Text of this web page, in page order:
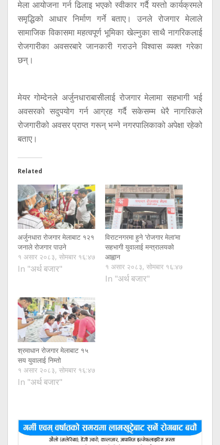
मेला आयोजना गर्न ढिलाइ भएको स्वीकार गर्दै यस्तो कार्यक्रमले
समृद्धिको आधार निर्माण गर्ने बताए। उनले रोजगार मेलाले
सामाजिक विकासमा महत्वपूर्ण भूमिका खेल्नुका साथै नागरिकलाई
रोजगारीका अवसरबारे जानकारी गराउने विश्वास व्यक्त गरेका
छन्।
मेयर गोम्देनले अर्जुनधाराबासीलाई रोजगार मेलामा सहभागी भई
अवसरको सदुपयोग गर्न आग्रह गर्दै सकेसम्म धेरै नागरिकले
रोजगारीको अवसर प्राप्त गरून् भन्ने नगरपालिकाको अपेक्षा रहेको
बताए।
Related
अर्जुनधारा रोजगार मेलाबाट १२१
जनाले रोजगार पाउने
१ असार २०८३, सोमबार १६:४७
In "अर्थ बजार"
विराटनगरमा हुने ‘रोजगार मेला’मा
सहभागी युवालाई मन्त्रालयको
आह्वान
१ असार २०८३, सोमबार १६:४७
In "अर्थ बजार"
श्रमाधान रोजगार मेलाबाट १५
सय युवालाई निम्तो
१ असार २०८३, सोमबार १६:४७
In "अर्थ बजार"